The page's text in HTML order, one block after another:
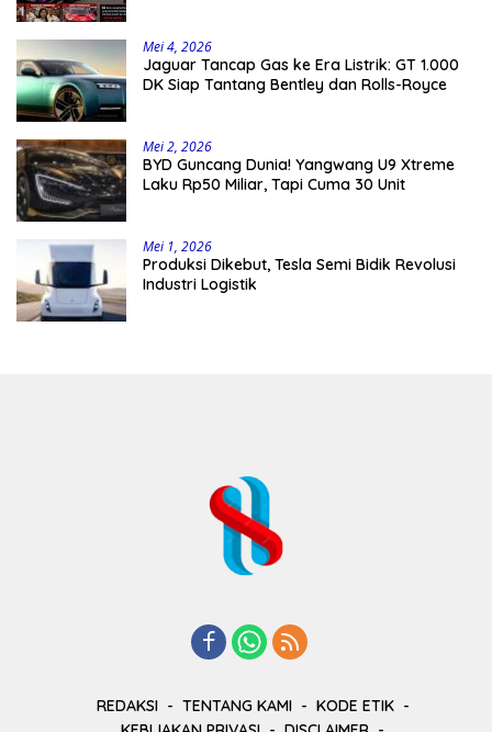
Mei 4, 2026
Jaguar Tancap Gas ke Era Listrik: GT 1.000
DK Siap Tantang Bentley dan Rolls-Royce
Mei 2, 2026
BYD Guncang Dunia! Yangwang U9 Xtreme
Laku Rp50 Miliar, Tapi Cuma 30 Unit
Mei 1, 2026
Produksi Dikebut, Tesla Semi Bidik Revolusi
Industri Logistik
REDAKSI TENTANG KAMI
KODE ETIK